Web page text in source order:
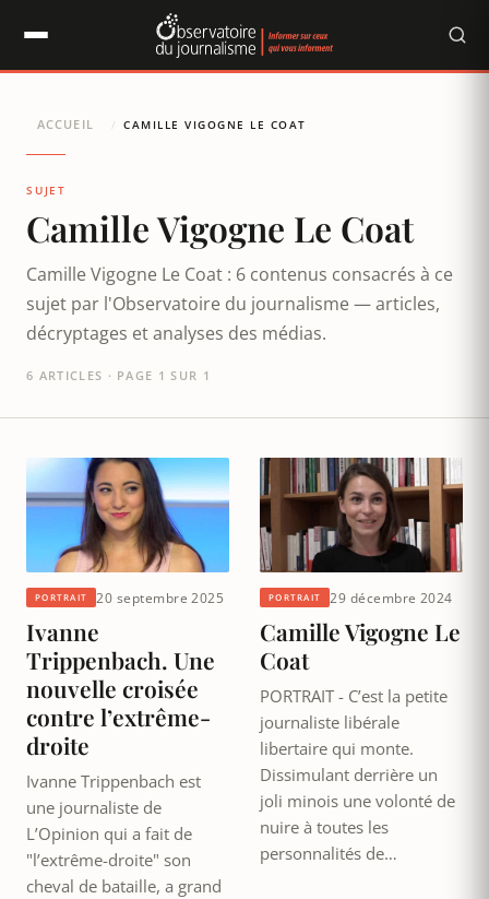
ACCUEIL / CAMILLE VIGOGNE LE COAT
SUJET
Camille Vigogne Le Coat
Camille Vigogne Le Coat : 6 contenus consacrés à ce
sujet par l'Observatoire du journalisme — articles,
décryptages et analyses des médias.
6 ARTICLES · PAGE 1 SUR 1
PORTRAIT 20 septembre 2025
Ivanne
Trippenbach. Une
nouvelle croisée
contre l’extrême-
droite
Ivanne Trippenbach est
une journaliste de
L’Opinion qui a fait de
"l’extrême-droite" son
cheval de bataille, a grand
PORTRAIT 29 décembre 2024
Camille Vigogne Le
Coat
PORTRAIT - C’est la petite
journaliste libérale
libertaire qui monte.
Dissimulant derrière un
joli minois une volonté de
nuire à toutes les
personnalités de…
Panneau de gestion des cookies